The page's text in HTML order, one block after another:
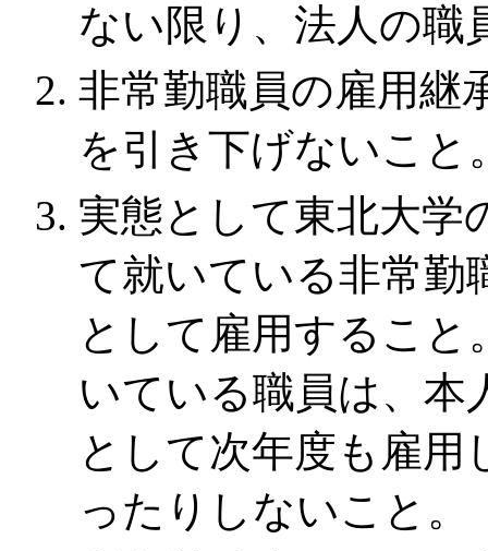
ない限り、法人の職
非常勤職員の雇用継
を引き下げないこと
実態として東北大学
て就いている非常勤
として雇用すること
いている職員は、本
として次年度も雇用
ったりしないこと。